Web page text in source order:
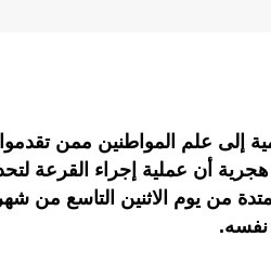
إلى علم المواطنين ممن
لأداء مناسك الحج خلال موسم 1445 هجرية أن عملية إجراء
من يوم الاثنين التاسع من
نفسه.